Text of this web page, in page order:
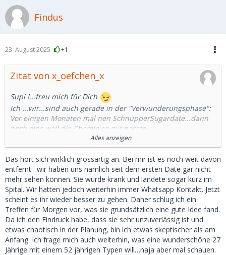
Findus
23. August 2025 +1
Zitat von x_oefchen_x
Supi !...freu mich für Dich
Ich ...wir...sind auch gerade in der "Verwunderungsphase":
Vor einigen Monaten mal nen SchnupperSugardate...dann
noch eins weil die Chemie so gut passte....
Jetzt wohnt sie schon 4 Wochen (mit kleinen
Unterbrechungen) bei mir und wir sind gestern grad aus
Kroatien zurück gekommen (ne Woche).
Verwunderungsphase weil es einfach perfekt passt...fast
schon zu gut. Beide wollen wir eher wirklich
Beziehung....Sugar fliesst also keiner.
Ja es kann funzen
Alles anzeigen
Das hört sich wirklich grossartig an. Bei mir ist es noch weit davon
entfernt…wir haben uns nämlich seit dem ersten Date gar nicht
mehr sehen können. Sie wurde krank und landete sogar kurz im
Spital. Wir hatten jedoch weiterhin immer Whatsapp Kontakt. Jetzt
scheint es ihr wieder besser zu gehen. Daher schlug ich ein
Treffen für Morgen vor, was sie grundsätzlich eine gute Idee fand.
Da ich den Eindruck habe, dass sie sehr unzuverlässig ist und
etwas chaotisch in der Planung, bin ich etwas skeptischer als am
Anfang. Ich frage mich auch weiterhin, was eine wunderschöne 27
Jährige mit einem 52 jährigen Typen will…naja aber mal schauen.